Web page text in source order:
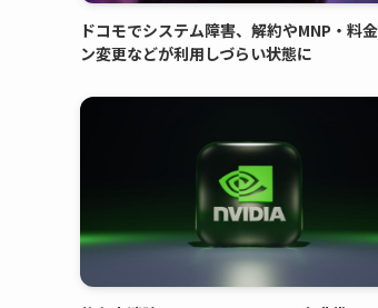
ドコモでシステム障害、解約やMNP・料
ン変更などが利用しづらい状態に